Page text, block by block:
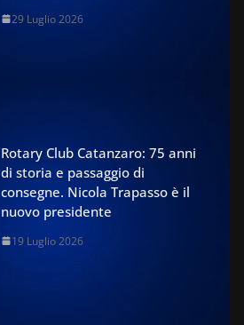
29 Luglio 2026
Rotary Club Catanzaro: 75 anni
di storia e passaggio di
consegne. Nicola Trapasso è il
nuovo presidente
19 Luglio 2026